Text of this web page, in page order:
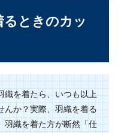
ットは男ウケが良い！
なしのコツ
中には、男ウケの良い洋服を
るときのカッ
織を着たら、いつも以上
んか？実際、羽織を着る
羽織を着た方が断然「仕